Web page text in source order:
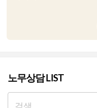
노무상담 LIST